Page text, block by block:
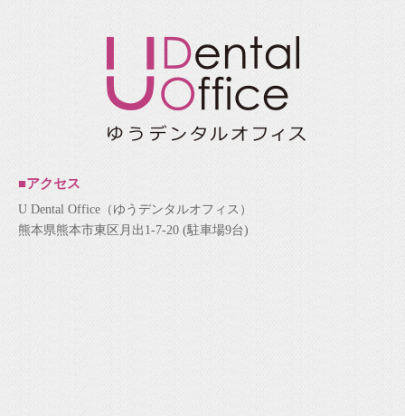
■アクセス
U Dental Office（ゆうデンタルオフィス）
熊本県熊本市東区月出1-7-20 (駐車場9台)